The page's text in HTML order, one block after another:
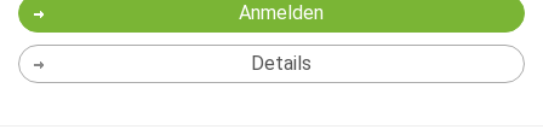
Anmelden
Details